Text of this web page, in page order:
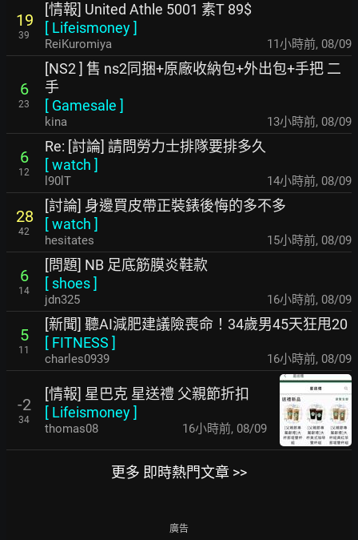
19
39
[情報] United Athle 5001 素T 89$
[ Lifeismoney]
ReiKuromiya 11小時前, 08/09
6
23
[NS2 ] 售 ns2同捆+原廠收納包+外出包+手把 二
手
[ Gamesale ]
kina 13小時前, 08/09
6
12
Re: [討論] 請問勞力士排隊要排多久
[watch ]
l90lT 14小時前, 08/09
28
42
[討論] 身邊買皮帶正裝錶後悔的多不多
[watch ]
hesitates 15小時前, 08/09
6
14
[問題] NB 足底筋膜炎鞋款
[ shoes]
jdn325 16小時前, 08/09
5
11
[新聞] 聽AI減肥建議險喪命！34歲男45天狂甩20
[ FITNESS ]
charles0939 16小時前, 08/09
-2
34
[情報] 星巴克 星送禮 父親節折扣
[ Lifeismoney]
thomas08 16小時前, 08/09
更多 即時熱門文章 >>
廣告